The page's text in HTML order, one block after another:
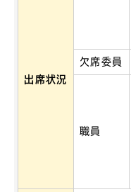
出席状況
欠席委員
職員